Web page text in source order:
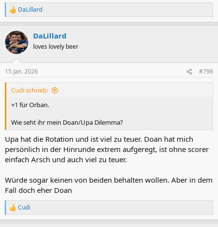
R
e
k
t
i
n
e
n
DaLillard
DaLillard
loves lovely beer
15 Jan. 2026 #798
Cudi schrieb:
+1 für Orban.
Wie seht ihr mein Doan/Upa Dilemma?
Upa hat die Rotation und ist viel zu teuer. Doan hat mich
persönlich in der Hinrunde extrem aufgeregt, ist ohne scorer
einfach Arsch und auch viel zu teuer.
Würde sogar keinen von beiden behalten wollen. Aber in dem
Fall doch eher Doan
R
e
Cudi